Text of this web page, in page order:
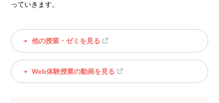
っていきます。
他の授業・ゼミを見る
Web体験授業の動画を見る